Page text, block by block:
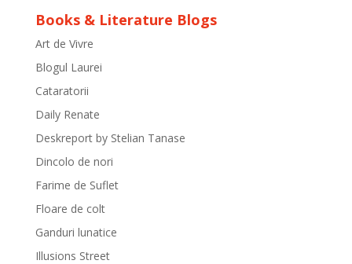
Books & Literature Blogs
Art de Vivre
Blogul Laurei
Cataratorii
Daily Renate
Deskreport by Stelian Tanase
Dincolo de nori
Farime de Suflet
Floare de colt
Ganduri lunatice
Illusions Street